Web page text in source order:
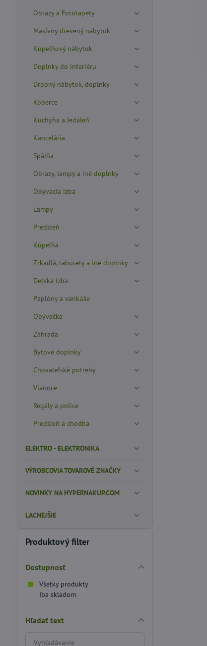
Produktový filter
Dostupnosť
Všetky produkty
Iba skladom
Hľadať text
Prehľadať
Obrazy a Fototapety
Masívny drevený nábytok
Kúpeľňový nábytok
Doplnky do interiéru
Drobný nábytok, doplnky
Koberce
Kuchyňa a Jedáleň
Kancelária
Spálňa
Obrazy, lampy a iné doplnky
Obývacia izba
Lampy
Predsieň
Kúpeľňa
Zrkadlá, taburety a iné doplnky
Detská izba
Paplóny a vankúše
Obývačka
Záhrada
Bytové doplnky
Chovateľské potreby
Vianoce
Regály a police
Predsieň a chodba
ELEKTRO - ELEKTRONIKA
VÝROBCOVIA TOVAROVÉ ZNAČKY
NOVINKY NA HYPERNAKUP.COM
LACNEJŠIE